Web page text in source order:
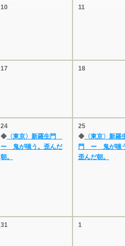
10 11
17 18
24
◆ 〈東京〉新羅生門
ー 鬼が嗤う。歪んだ
朝。
25
◆ 〈東京〉新羅
門 ー 鬼が嗤
歪んだ朝。
31 1